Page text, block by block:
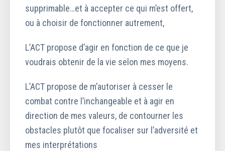
supprimable…et à accepter ce qui m’est offert,
ou à choisir de fonctionner autrement,
L’ACT propose d’agir en fonction de ce que je
voudrais obtenir de la vie selon mes moyens.
L’ACT propose de m’autoriser à cesser le
combat contre l’inchangeable et à agir en
direction de mes valeurs, de contourner les
obstacles plutôt que focaliser sur l’adversité et
mes interprétations